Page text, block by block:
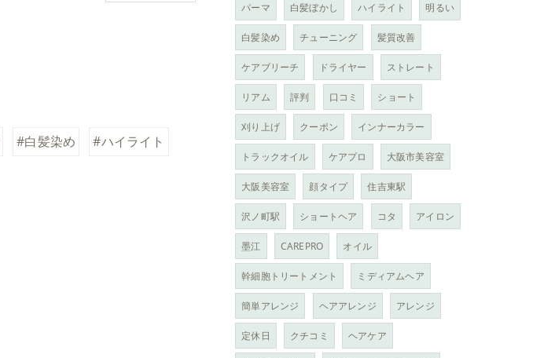
#白髪染め
#ハイライト
パーマ 白髪ぼかし ハイライト 明るい
白髪染め チューニング 髪質改善
ケアブリーチ ドライヤー ストレート
リアム 評判 口コミ ショート
刈り上げ クーポン インナーカラー
トラックオイル ケアプロ 大阪市美容室
大阪美容室 顔タイプ 住吉東駅
沢ノ町駅 ショートヘア コタ アイロン
墨江 CAREPRO オイル
幹細胞トリートメント ミディアムヘア
簡単アレンジ ヘアアレンジ アレンジ
定休日 クチコミ ヘアケア